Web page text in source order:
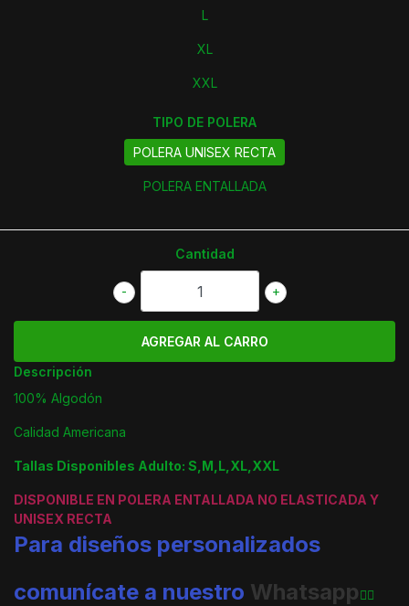
L
XL
XXL
TIPO DE POLERA
POLERA UNISEX RECTA
POLERA ENTALLADA
Cantidad
+
-
Descripción
100% Algodón
Calidad Americana
Tallas Disponibles Adulto: S,M,L,XL,XXL
DISPONIBLE EN POLERA ENTALLADA NO ELASTICADA Y
UNISEX RECTA
Para diseños personalizados
comunícate a nuestro Whatsapp👈🏼